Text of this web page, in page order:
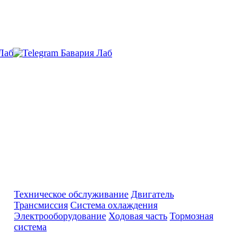
Техническое обслуживание Двигатель
Трансмиссия Система охлаждения
Электрооборудование Ходовая часть Тормозная
система